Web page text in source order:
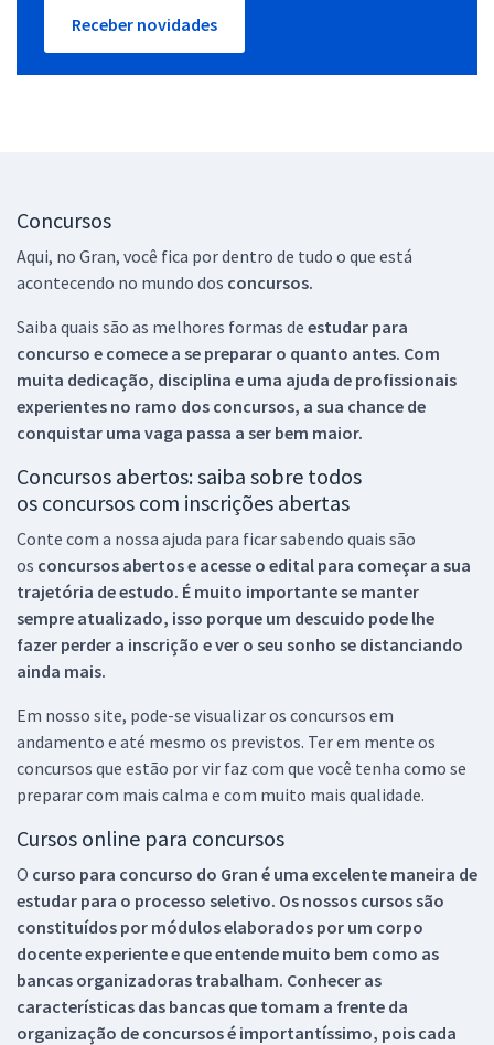
Receber novidades
Concursos
Aqui, no Gran, você fica por dentro de tudo o que está
acontecendo no mundo dos concursos.
Saiba quais são as melhores formas de estudar para
concurso e comece a se preparar o quanto antes. Com
muita dedicação, disciplina e uma ajuda de profissionais
experientes no ramo dos concursos, a sua chance de
conquistar uma vaga passa a ser bem maior.
Concursos abertos: saiba sobre todos
os concursos com inscrições abertas
Conte com a nossa ajuda para ficar sabendo quais são
os concursos abertos e acesse o edital para começar a sua
trajetória de estudo. É muito importante se manter
sempre atualizado, isso porque um descuido pode lhe
fazer perder a inscrição e ver o seu sonho se distanciando
ainda mais.
Em nosso site, pode-se visualizar os concursos em
andamento e até mesmo os previstos. Ter em mente os
concursos que estão por vir faz com que você tenha como se
preparar com mais calma e com muito mais qualidade.
Cursos online para concursos
O curso para concurso do Gran é uma excelente maneira de
estudar para o processo seletivo. Os nossos cursos são
constituídos por módulos elaborados por um corpo
docente experiente e que entende muito bem como as
bancas organizadoras trabalham. Conhecer as
características das bancas que tomam a frente da
organização de concursos é importantíssimo, pois cada